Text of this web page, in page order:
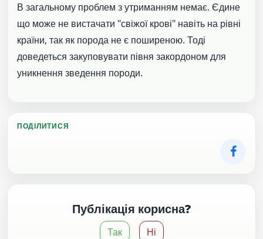
В загальному проблем з утриманням немає. Єдине
що може не вистачати "свіжої крові" навіть на рівні
країни, так як порода не є поширеною. Тоді
доведеться закуповувати півня закордоном для
уникнення зведення породи.
ПОДІЛИТИСЯ
Публікація корисна?
Так Ні